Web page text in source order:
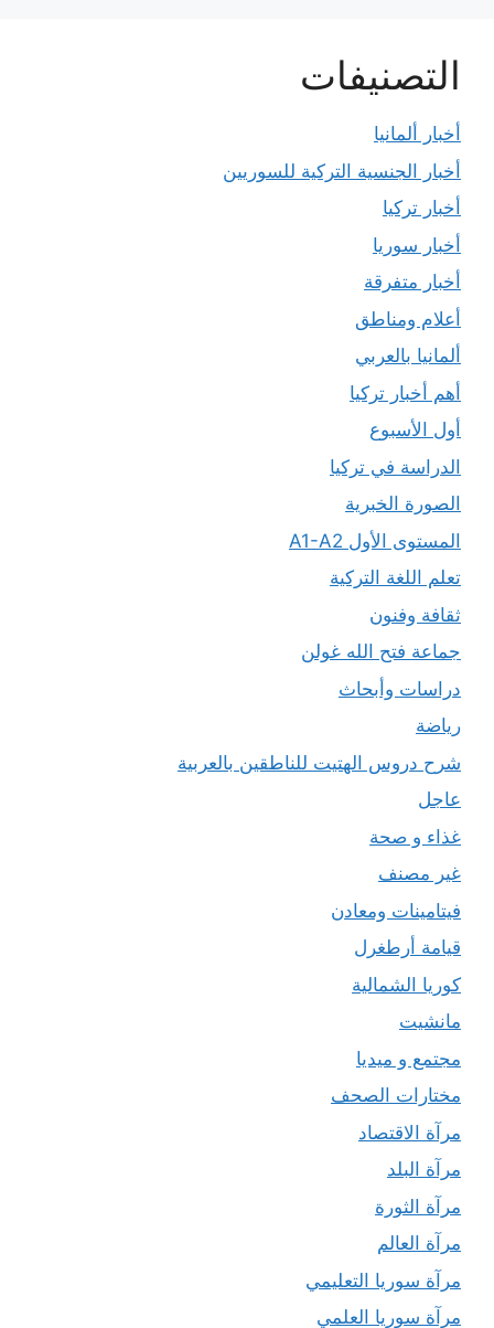
التصنيفات
أخبار ألمانيا
أخبار الجنسية التركية للسوريين
أخبار تركيا
أخبار سوريا
أخبار متفرقة
أعلام ومناطق
ألمانيا بالعربي
أهم أخبار تركيا
أول الأسبوع
الدراسة في تركيا
الصورة الخبرية
المستوى الأول A1-A2
تعلم اللغة التركية
ثقافة وفنون
جماعة فتح الله غولن
دراسات وأبحاث
رياضة
شرح دروس الهتيت للناطقين بالعربية
عاجل
غذاء و صحة
غير مصنف
فيتامينات ومعادن
قيامة أرطغرل
كوريا الشمالية
مانشيت
مجتمع و ميديا
مختارات الصحف
مرآة الاقتصاد
مرآة البلد
مرآة الثورة
مرآة العالم
مرآة سوريا التعليمي
مرآة سوريا العلمي